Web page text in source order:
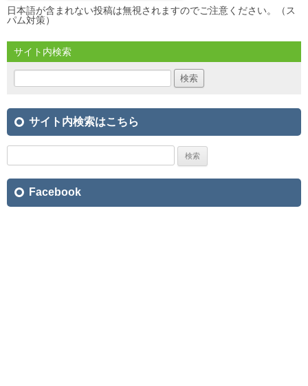
日本語が含まれない投稿は無視されますのでご注意ください。（ス
パム対策）
サイト内検索
検
サイト内検索はこちら
Facebook